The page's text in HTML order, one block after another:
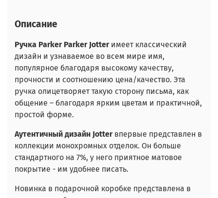
Описание
Ручка Parker Parker Jotterимеет классический
дизайн и узнаваемое во всем мире имя,
популярное благодаря высокому качеству,
прочности и соотношению цена/качество. Эта
ручка олицетворяет такую сторону письма, как
общение – благодаря ярким цветам и практичной,
простой форме.
Аутентичный дизайн Jotterвпервые представлен в
коллекции монохромных отделок. Он больше
стандартного на 7%, у него приятное матовое
покрытие - им удобнее писать.
Новинка в подарочной коробке представлена в